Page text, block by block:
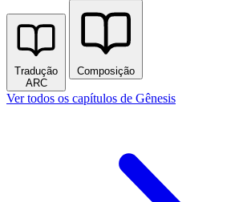
Tradução
ARC
Composição
Ver todos os capítulos de Gênesis